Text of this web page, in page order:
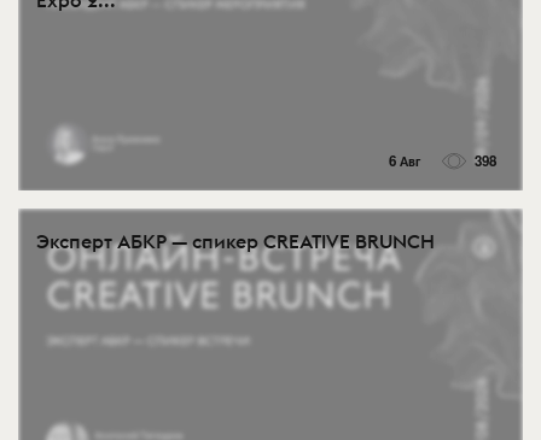
6 Авг 398
Эксперт АБКР — спикер CREATIVE BRUNCH